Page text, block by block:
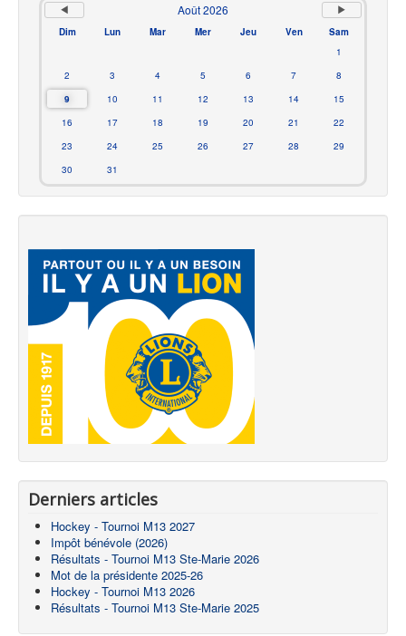
Août 2026
Dim Lun Mar Mer Jeu Ven
Sam
1
2
3 4 5 6 7
8
9
10 11 12 13 14
15
16
17 18 19 20 21
22
23
24 25 26 27 28
29
30
31
Derniers articles
Hockey - Tournoi M13 2027
Impôt bénévole (2026)
Résultats - Tournoi M13 Ste-Marie 2026
Mot de la présidente 2025-26
Hockey - Tournoi M13 2026
Résultats - Tournoi M13 Ste-Marie 2025